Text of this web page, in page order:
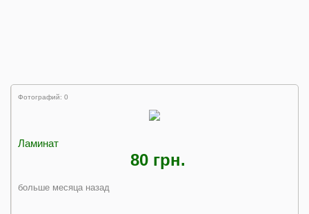
Фотографий: 0
Ламинат
80 грн.
больше месяца назад